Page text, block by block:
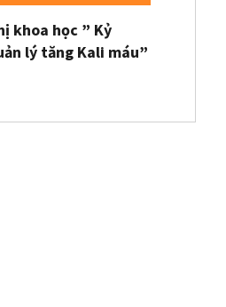
khoa học ” Kỷ
lý tăng Kali máu”